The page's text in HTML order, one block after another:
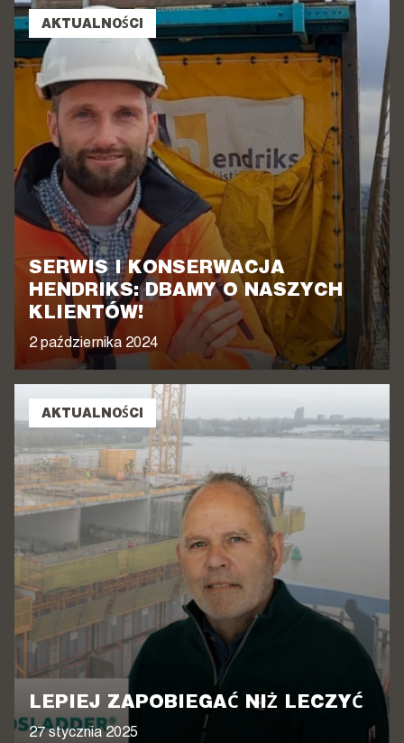
AKTUALNOŚCI
SERWIS I KONSERWACJA
HENDRIKS: DBAMY O NASZYCH
KLIENTÓW!
2 października 2024
AKTUALNOŚCI
LEPIEJ ZAPOBIEGAĆ NIŻ LECZYĆ
27 stycznia 2025